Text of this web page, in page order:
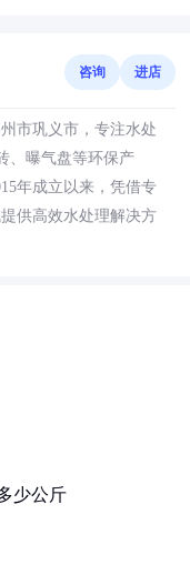
咨询 进店
市巩义市，专注水处
、曝气盘等环保产
年成立以来，凭借专
供高效水处理解决方
少公斤